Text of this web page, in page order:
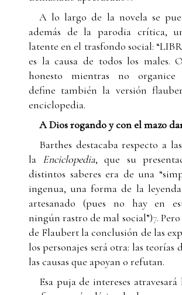
A lo largo de la novela se
además de la parodia crítica,
latente en el trasfondo social:
es la causa de todos los males.
honesto mientras no organice
define también la versión
enciclopedia.
A Dios rogando y con el mazo
Barthes destacaba respecto a
la Enciclopedia, que su
distintos saberes era de una
ingenua, una forma de la
artesanado (pues no hay en
ningún rastro de mal social”)7.
de Flaubert la conclusión de las
los personajes será otra: las teorías
las causas que apoyan o refutan.
Esa puja de intereses